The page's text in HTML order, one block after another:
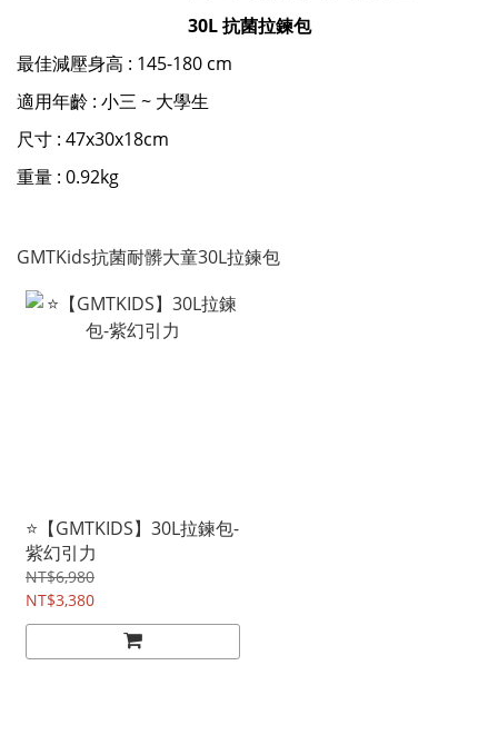
30L 抗菌拉鍊包
最佳減壓身高 : 145-180 cm
適用年齡 : 小三 ~ 大學生
尺寸 : 47x30x18cm
重量 : 0.92kg
GMTKids抗菌耐髒大童30L拉鍊包
⭐【GMTKIDS】30L拉鍊包-
紫幻引力
NT$6,980
NT$3,380